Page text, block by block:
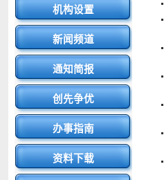
机构设置
新闻频道
通知简报
创先争优
办事指南
资料下载